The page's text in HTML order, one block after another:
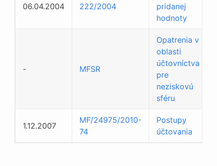
06.04.2004 222/2004
pridanej
hodnoty
- MFSR
Opatrenia v
oblasti
účtovníctva
pre
neziskovú
sféru
1.12.2007
MF/24975/2010-
74
Postupy
účtovania